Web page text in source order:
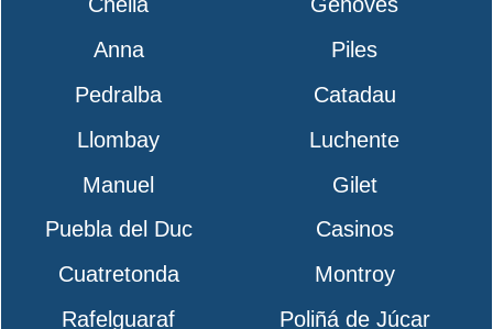
Anna
Piles
Pedralba
Catadau
Llombay
Luchente
Manuel
Gilet
Puebla del Duc
Casinos
Cuatretonda
Montroy
Rafelguaraf
Poliñá de Júcar